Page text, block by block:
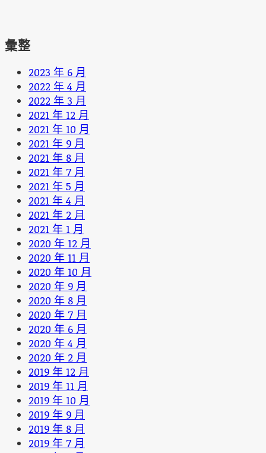
彙整
2023 年 6 月
2022 年 4 月
2022 年 3 月
2021 年 12 月
2021 年 10 月
2021 年 9 月
2021 年 8 月
2021 年 7 月
2021 年 5 月
2021 年 4 月
2021 年 2 月
2021 年 1 月
2020 年 12 月
2020 年 11 月
2020 年 10 月
2020 年 9 月
2020 年 8 月
2020 年 7 月
2020 年 6 月
2020 年 4 月
2020 年 2 月
2019 年 12 月
2019 年 11 月
2019 年 10 月
2019 年 9 月
2019 年 8 月
2019 年 7 月